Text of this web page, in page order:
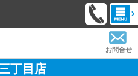
お問合せ
丁目店